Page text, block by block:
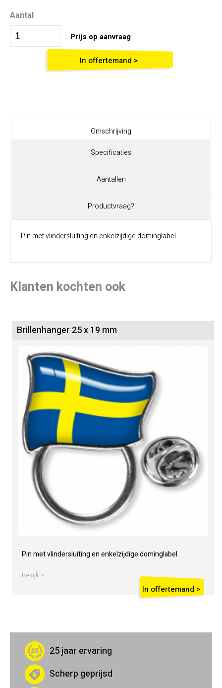
Aantal
Prijs op aanvraag
In offertemand >
Omschrijving
Specificaties
Aantallen
Productvraag?
Pin met vlindersluiting en enkelzijdige dominglabel.
Klanten kochten ook
Brillenhanger 25 x 19 mm
Pin met vlindersluiting en enkelzijdige dominglabel.
Bekijk >
In offertemand >
25 jaar ervaring
Scherp geprijsd